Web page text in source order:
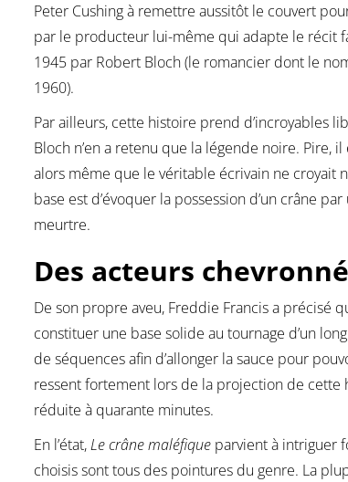
Peter Cushing à remettre aussitôt le couvert
par le producteur lui-même qui adapte le récit
1945 par Robert Bloch (le romancier dont le
1960).
Par ailleurs, cette histoire prend d’incroyables
Bloch n’en a retenu que la légende noire.
alors même que le véritable écrivain ne croyait
base est d’évoquer la possession d’un crâne
meurtre.
Des acteurs
De son propre aveu, Freddie Francis a précisé
constituer une base solide au tournage d’un
de séquences afin d’allonger la sauce pour
ressent fortement lors de la projection de cette
réduite à quarante minutes.
En l’état,Le crâne maléfique parvient à intriguer
choisis sont tous des pointures du genre. La